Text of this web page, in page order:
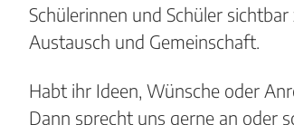
Schülerinnen und Schüler
Austausch und Gemeinschaft.
Habt ihr Ideen, Wünsche oder
Dann sprecht uns gerne an oder